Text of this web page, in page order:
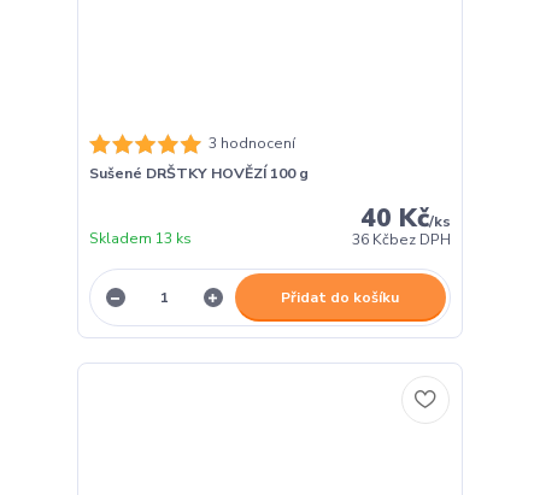
3 hodnocení
Sušené DRŠTKY HOVĚZÍ 100 g
40 Kč/ks
36 Kčbez DPH
Skladem 13 ks
Přidat do košíku